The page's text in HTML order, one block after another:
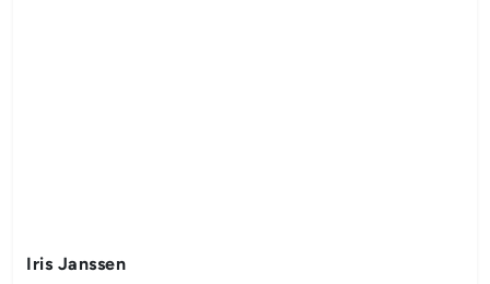
Iris Janssen